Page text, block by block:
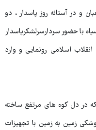
و در آستانه روز پاسدار ، دو
با حضور سردارسرلشکرپاسدار
اسلامی رونمایی و وارد
که در دل کوه های مرتفع ساخته
زمین به زمین با تجهیزات